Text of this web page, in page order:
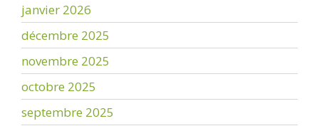
janvier 2026
décembre 2025
novembre 2025
octobre 2025
septembre 2025